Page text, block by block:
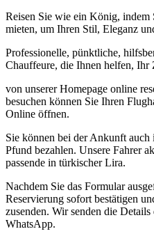
Reisen Sie wie ein König, indem
mieten, um Ihren Stil, Eleganz
Professionelle, pünktliche,
Chauffeure, die Ihnen helfen, Ihr
von unserer Homepage online
besuchen können Sie Ihren
Online öffnen.
Sie können bei der Ankunft
Pfund bezahlen. Unsere Fahrer
passende in türkischer Lira.
Nachdem Sie das Formular
Reservierung sofort bestätigen
zusenden. Wir senden die
WhatsApp.